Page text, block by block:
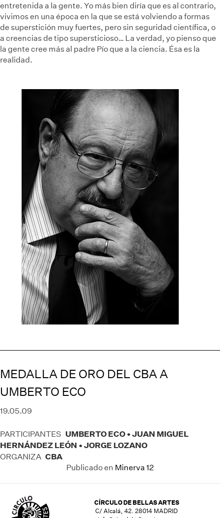
entretenida a la gente. Yo más bien diría que es al contrario,
vivimos en una época en la que se está volviendo a formas
de superstición muy fuertes, pero sin seguridad científica, o
a creencias de tipo supersticioso… La verdad, yo pienso que
la gente cree más al padre Pío que a la ciencia. Ésa es la
realidad.
MEDALLA DE ORO DEL CBA A
UMBERTO ECO
19.05.09
PARTICIPANTES UMBERTO ECO • JUAN MIGUEL
HERNÁNDEZ LEÓN • JORGE LOZANO
ORGANIZA CBA
Publicado en Minerva 12
CÍRCULO DE BELLAS ARTES
C/ Alcalá, 42. 28014 MADRID